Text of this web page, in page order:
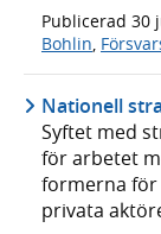
Publicerad 30
Bohlin,
Nationell
Syftet med
för arbetet
formerna för
privata